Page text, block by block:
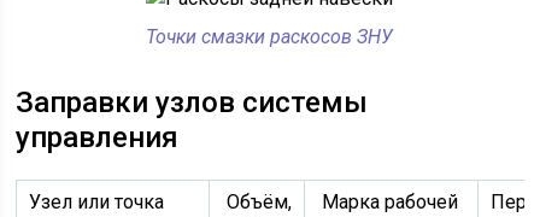
Точки смазки раскосов ЗНУ
Заправки узлов системы
управления
Узел или точка
Объём,
Марка рабочей